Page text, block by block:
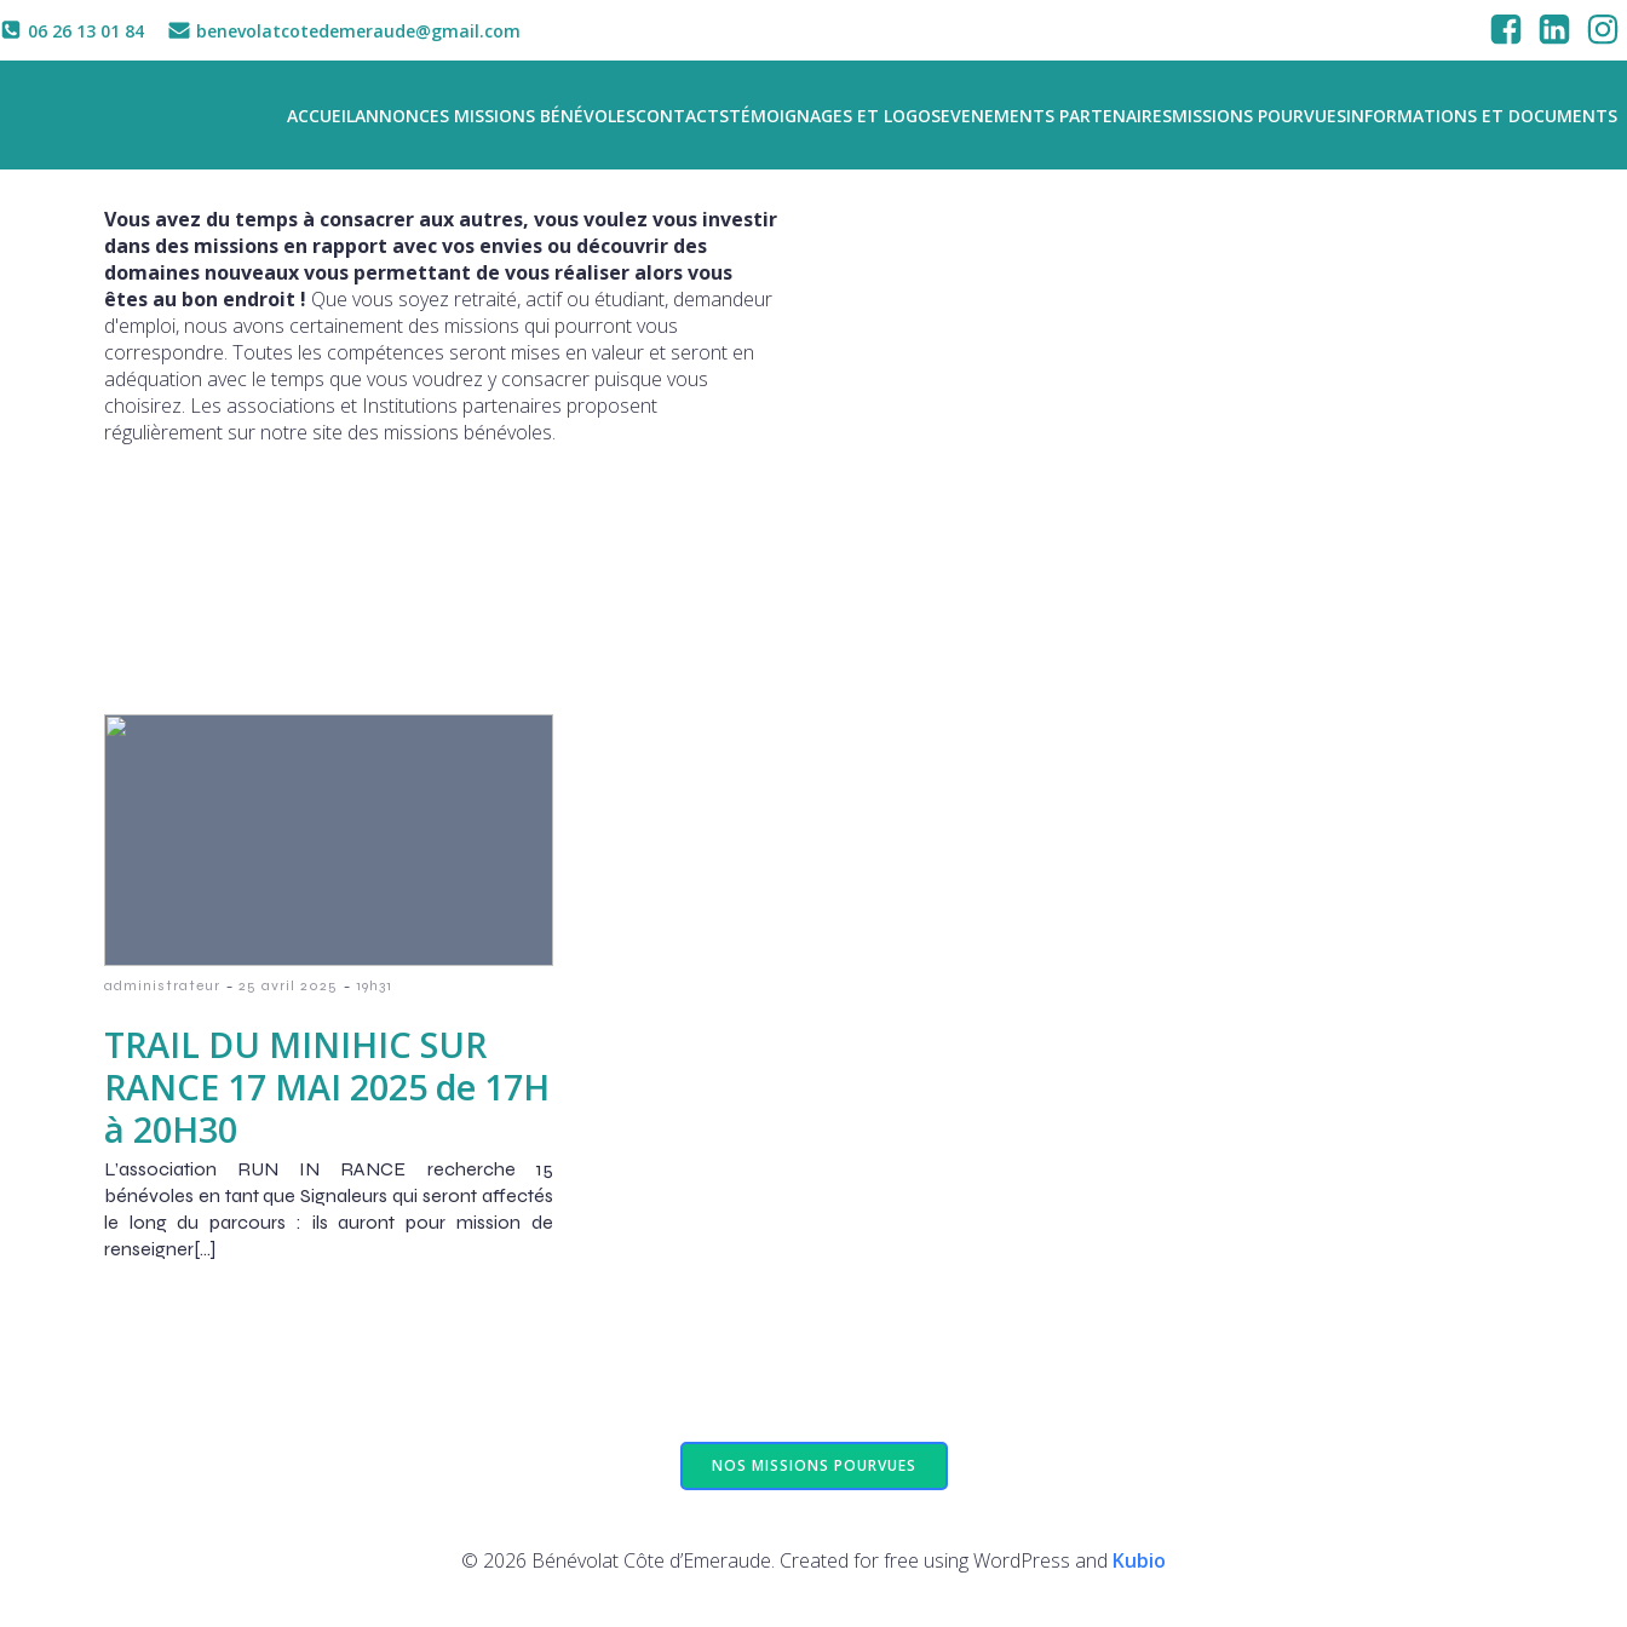
06 26 13 01 84 benevolatcotedemeraude@gmail.com
ACCUEILANNONCES MISSIONS BÉNÉVOLESCONTACTSTÉMOIGNAGES ET LOGOSEVENEMENTS PARTENAIRESMISSIONS POURVUESINFORMATIONS ET DOCUMENTS
Vous avez du temps à consacrer aux autres, vous voulez vous investir
dans des missions en rapport avec vos envies ou découvrir des
domaines nouveaux vous permettant de vous réaliser alors vous
êtes au bon endroit ! Que vous soyez retraité, actif ou étudiant, demandeur
d'emploi, nous avons certainement des missions qui pourront vous
correspondre. Toutes les compétences seront mises en valeur et seront en
adéquation avec le temps que vous voudrez y consacrer puisque vous
choisirez. Les associations et Institutions partenaires proposent
régulièrement sur notre site des missions bénévoles.
administrateur - 25 avril 2025 - 19h31
TRAIL DU MINIHIC SUR
RANCE 17 MAI 2025 de 17H
à 20H30
L’association RUN IN RANCE recherche 15
bénévoles en tant que Signaleurs qui seront affectés
le long du parcours : ils auront pour mission de
renseigner[…]
NOS MISSIONS POURVUES
© 2026 Bénévolat Côte d’Emeraude. Created for free using WordPress and Kubio